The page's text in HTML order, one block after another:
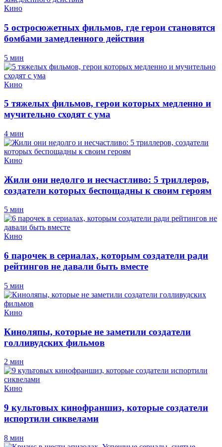
Кино
5 остросюжетных фильмов, где герои становятся
бомбами замедленного действия
5 мин
Кино
5 тяжелых фильмов, герои которых медленно и
мучительно сходят с ума
4 мин
Кино
Жили они недолго и несчастливо: 5 триллеров,
создатели которых беспощадны к своим героям
5 мин
Кино
6 парочек в сериалах, которым создатели ради
рейтингов не давали быть вместе
5 мин
Кино
Киноляпы, которые не заметили создатели
голливудских фильмов
2 мин
Кино
9 культовых кинофраншиз, которые создатели
испортили сиквелами
8 мин